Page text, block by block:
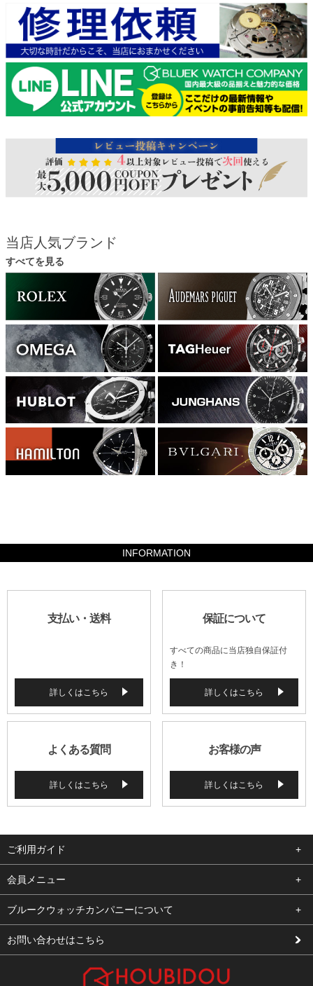
当店人気ブランド
すべてを見る
INFORMATION
支払い・送料
詳しくはこちら
保証について
すべての商品に当店独自保証付
き！
詳しくはこちら
よくある質問
詳しくはこちら
お客様の声
詳しくはこちら
ご利用ガイド
よくある質問
支払い・送料
修理依頼
会員メニュー
ログイン
お気に入り
ブルークウォッチカンパニーについて
会社概要
お問い合わせはこちら